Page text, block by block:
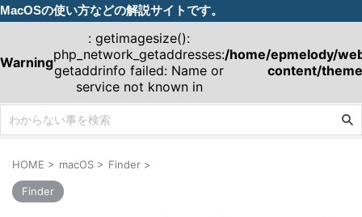
MacOSの使い方などの解説サイトです。
Warning
: getimagesize():
php_network_getaddresses:
getaddrinfo failed: Name or
service not known in
/home/epmelody/
content/
HOME > macOS > Finder >
Finder